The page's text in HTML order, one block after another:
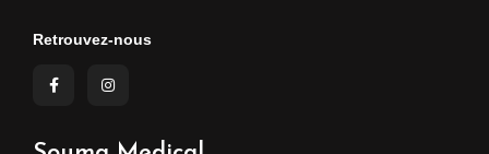
Retrouvez-nous